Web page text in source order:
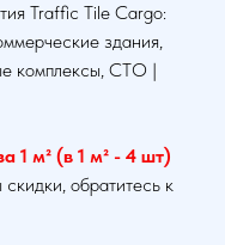
Traffic Tile Cargo:
здания,
комплексы, СТО |
1 м² (в 1 м² - 4 шт)
обратитесь к